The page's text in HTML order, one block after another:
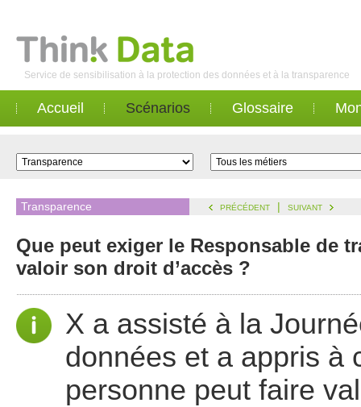
Service de sensibilisation à la protection des données et à la transparence
Accueil Scénarios Glossaire
Transparence PRÉCÉDENT | SUIVANT
Que peut exiger le Responsable de
valoir son droit d’accès ?
X a assisté à la
données et a appris à
personne peut faire